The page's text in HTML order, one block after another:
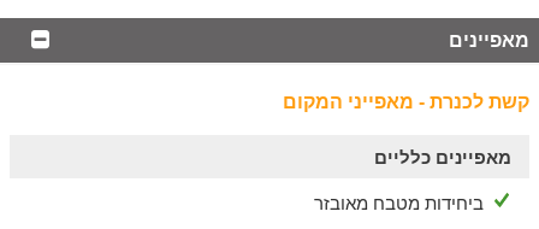
רחצה וספורט ימי בחופי הכנרת
סיורים וטעימות ביקבי הגולן
תצפיות מרהיבות לחרמון, לכנרת ולסוריה
ועוד...
מאפיינים
קשת לכנרת - מאפייני המקום
מאפיינים כלליים
ביחידות מטבח מאובזר